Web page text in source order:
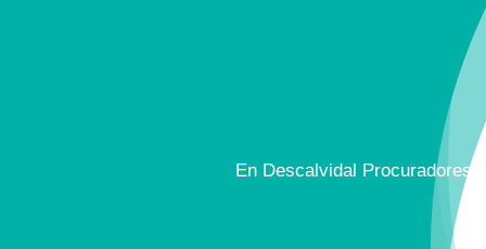
En Descalvidal Procuradores,